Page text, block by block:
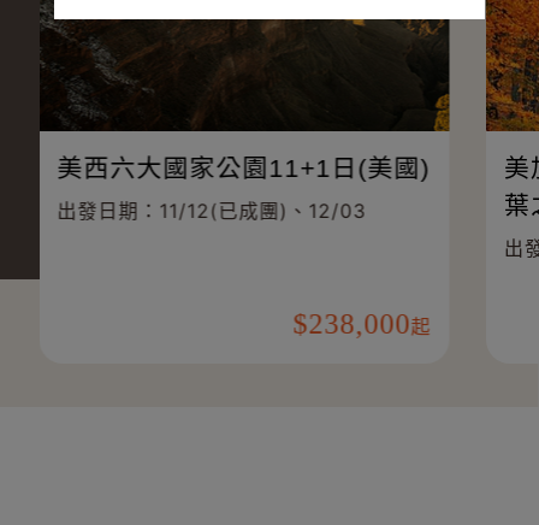
美西六大國家公園11+1日(美國)
出發日期：11/12(已成團)、12/03
238,000起
美
葉
出